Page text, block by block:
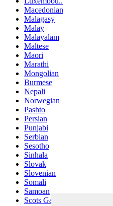
Macedonian
Malagasy
Malay
Malayalam
Maltese
Maori
Marathi
Mongolian
Burmese
Nepali
Norwegian
Pashto
Persian
Punjabi
Serbian
Sesotho
Sinhala
Slovak
Slovenian
Somali
Samoan
Scots Gaelic